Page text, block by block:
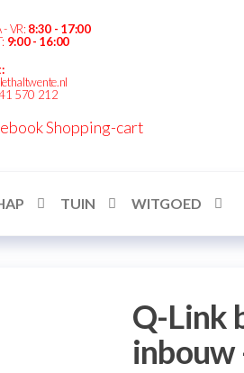
te
- VR: 8:30 - 17:00
9:00 - 16:00
570 212
Shopping-cart
TUIN WITGOED
Q-Link
inbouw